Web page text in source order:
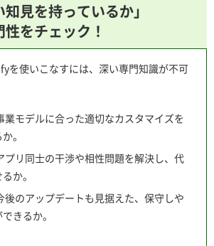
知見を持っているか」
性をチェック！
を使いこなすには、深い専門知識が不可
業モデルに合った適切なカスタマイズを
。
プリ同士の干渉や相性問題を解決し、代
か。
後のアップデートも見据えた、保守しや
きるか。